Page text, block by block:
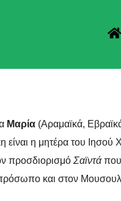
Μαρία
είναι η μητέρα του
προσδιορισμό Σαϊντάπου
πρόσωπο και στον